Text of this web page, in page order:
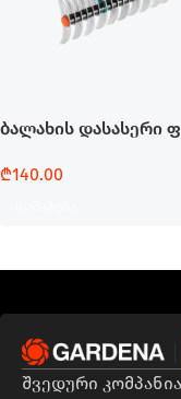
ბალახის დასასერი
₾140.00
შვედური